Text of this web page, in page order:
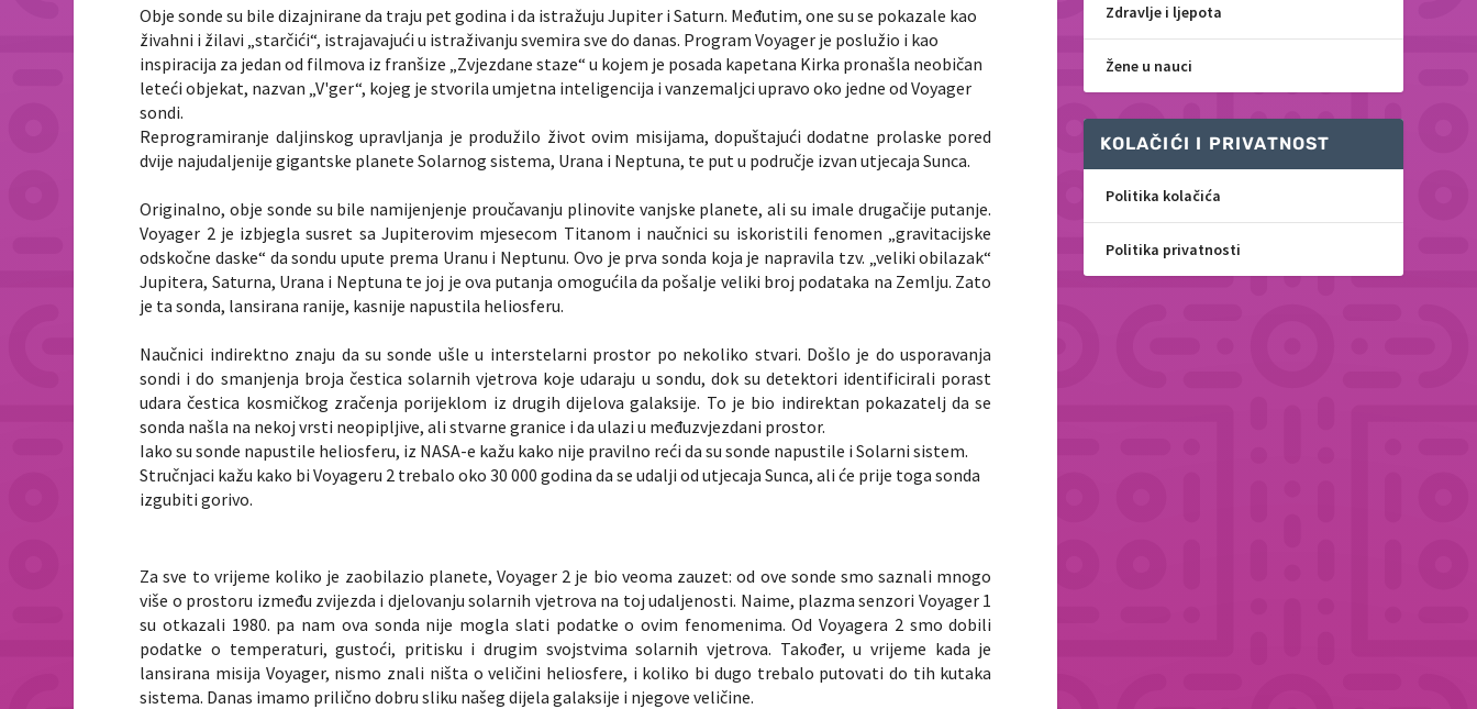
Obje sonde su bile dizajnirane da traju pet godina i da istražuju Jupiter i Saturn. Međutim, one su se pokazale kao
živahni i žilavi „starčići“, istrajavajući u istraživanju svemira sve do danas. Program Voyager je poslužio i kao
inspiracija za jedan od filmova iz franšize „Zvjezdane staze“ u kojem je posada kapetana Kirka pronašla neobičan
leteći objekat, nazvan „V'ger“, kojeg je stvorila umjetna inteligencija i vanzemaljci upravo oko jedne od Voyager
sondi.
Reprogramiranje daljinskog upravljanja je produžilo život ovim misijama, dopuštajući dodatne prolaske pored
dvije najudaljenije gigantske planete Solarnog sistema, Urana i Neptuna, te put u područje izvan utjecaja Sunca.
Originalno, obje sonde su bile namijenjenje proučavanju plinovite vanjske planete, ali su imale drugačije putanje.
Voyager 2 je izbjegla susret sa Jupiterovim mjesecom Titanom i naučnici su iskoristili fenomen „gravitacijske
odskočne daske“ da sondu upute prema Uranu i Neptunu. Ovo je prva sonda koja je napravila tzv. „veliki obilazak“
Jupitera, Saturna, Urana i Neptuna te joj je ova putanja omogućila da pošalje veliki broj podataka na Zemlju. Zato
je ta sonda, lansirana ranije, kasnije napustila heliosferu.
Naučnici indirektno znaju da su sonde ušle u interstelarni prostor po nekoliko stvari. Došlo je do usporavanja
sondi i do smanjenja broja čestica solarnih vjetrova koje udaraju u sondu, dok su detektori identificirali porast
udara čestica kosmičkog zračenja porijeklom iz drugih dijelova galaksije. To je bio indirektan pokazatelj da se
sonda našla na nekoj vrsti neopipljive, ali stvarne granice i da ulazi u međuzvjezdani prostor.
Iako su sonde napustile heliosferu, iz NASA-e kažu kako nije pravilno reći da su sonde napustile i Solarni sistem.
Stručnjaci kažu kako bi Voyageru 2 trebalo oko 30 000 godina da se udalji od utjecaja Sunca, ali će prije toga sonda
izgubiti gorivo.
Za sve to vrijeme koliko je zaobilazio planete, Voyager 2 je bio veoma zauzet: od ove sonde smo saznali mnogo
više o prostoru između zvijezda i djelovanju solarnih vjetrova na toj udaljenosti. Naime, plazma senzori Voyager 1
su otkazali 1980. pa nam ova sonda nije mogla slati podatke o ovim fenomenima. Od Voyagera 2 smo dobili
podatke o temperaturi, gustoći, pritisku i drugim svojstvima solarnih vjetrova. Također, u vrijeme kada je
lansirana misija Voyager, nismo znali ništa o veličini heliosfere, i koliko bi dugo trebalo putovati do tih kutaka
sistema. Danas imamo prilično dobru sliku našeg dijela galaksije i njegove veličine.
Zdravlje i ljepota
Žene u nauci
KOLAČIĆI I PRIVATNOST
Politika kolačića
Politika privatnosti